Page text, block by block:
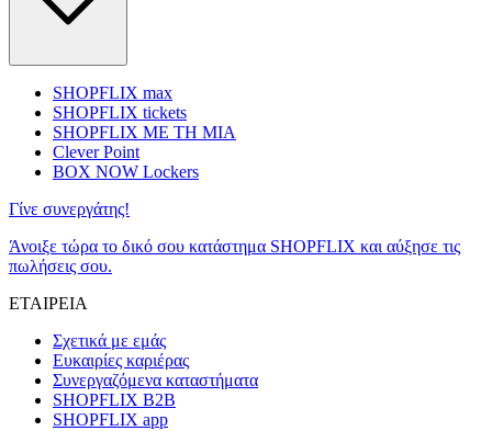
SHOPFLIX max
SHOPFLIX tickets
SHOPFLIX ΜΕ ΤΗ ΜΙΑ
Clever Point
BOX NOW Lockers
Γίνε συνεργάτης!
Άνοιξε τώρα το δικό σου κατάστημα SHOPFLIX και αύξησε τις
πωλήσεις σου.
ΕΤΑΙΡΕΙΑ
Σχετικά με εμάς
Ευκαιρίες καριέρας
Συνεργαζόμενα καταστήματα
SHOPFLIX B2B
SHOPFLIX app